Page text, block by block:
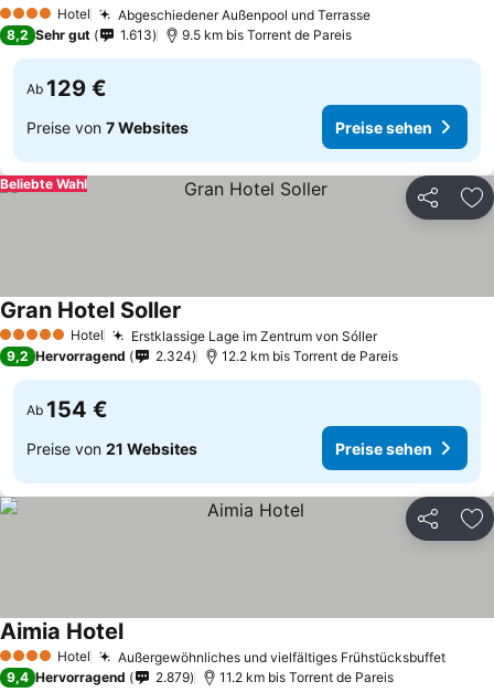
4 Sterne Hotel Abgeschiedener Außenpool und Terrasse
8,2 Sehr gut 1.613 9.5 km bis Torrent de Pareis
Ab 129 €
Preise von 7 Websites Preise sehen
Teilen
Beliebte Wahl
5 Sterne Hotel Erstklassige Lage im Zentrum von Sóller
Gran Hotel Soller
9,2 Hervorragend 2.324 12.2 km bis Torrent de Pareis
Ab 154 €
Preise von 21 Websites Preise sehen
Teilen
4 Sterne Hotel Außergewöhnliches und vielfältiges Frühstücksbuffet
Aimia Hotel
9,4 Hervorragend 2.879 11.2 km bis Torrent de Pareis